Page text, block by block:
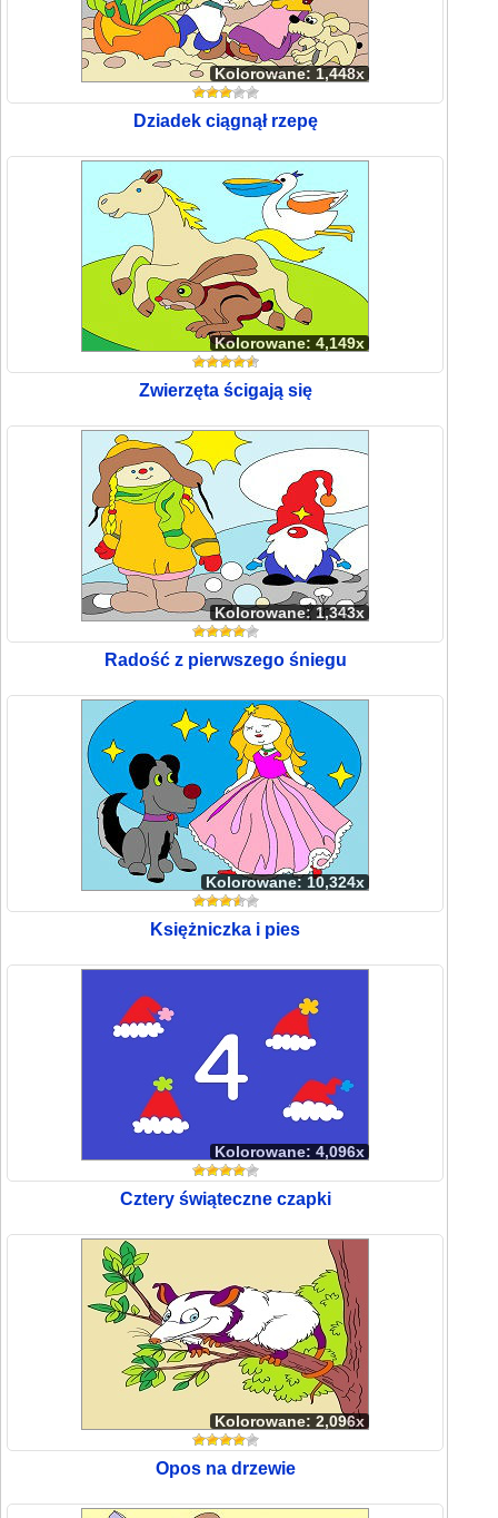
Kolorowane: 1,448x
Dziadek ciągnął rzepę
Kolorowane: 4,149x
Zwierzęta ścigają się
Kolorowane: 1,343x
Radość z pierwszego śniegu
Kolorowane: 10,324x
Księżniczka i pies
Kolorowane: 4,096x
Cztery świąteczne czapki
Kolorowane: 2,096x
Opos na drzewie